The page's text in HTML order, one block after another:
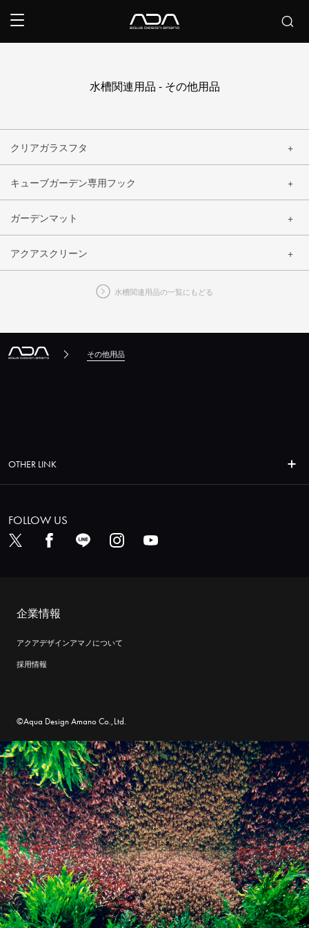
水槽関連用品 - その他用品
クリアガラスフタ
閉じる
キューブガーデン専用フック
閉じる
ガーデンマット
閉じる
アクアスクリーン
水槽関連用品の一覧にもどる
その他用品
OTHER LINK
FOLLOW US
企業情報
アクアデザインアマノについて
採用情報
©Aqua Design Amano Co.,Ltd.